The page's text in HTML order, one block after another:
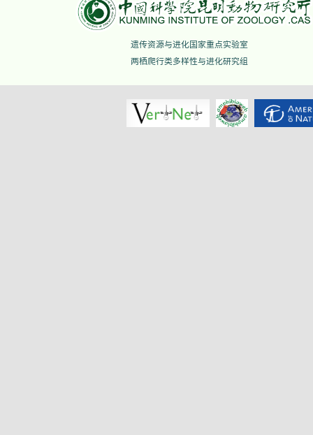
遗传资源与进化国家重点实验室
两栖爬行类多样性与进化研究组